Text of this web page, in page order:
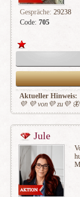
Code: 705
Gespräche: 29238
Aktueller Hinweis:
💜 💜 von💜 zu💜
Jule